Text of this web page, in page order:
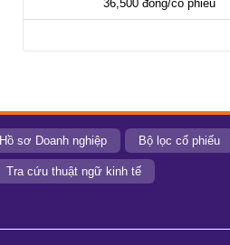
36,500 đồng/cổ phiếu
Hồ sơ Doanh nghiệp Bộ lọc cổ phiếu
Tra cứu thuật ngữ kinh tế